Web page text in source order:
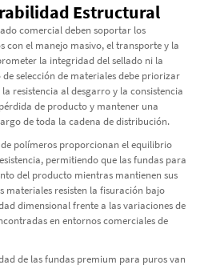
Estructural
comercial deben soportar los
con el manejo masivo, el transporte y la
la integridad del sellado ni la
selección de materiales debe priorizar
resistencia al desgarro y la consistencia
de producto y mantener una
de toda la cadena de distribución.
polímeros proporcionan el equilibrio
permitiendo que las fundas para
del producto mientras mantienen sus
materiales resisten la fisuración bajo
dimensional frente a las variaciones de
en entornos comerciales de
de las fundas premium para puros van